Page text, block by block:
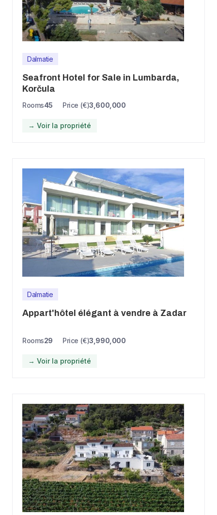
Dalmatie
Seafront Hotel for Sale in Lumbarda,
Korčula
Rooms45 Price (€)3,600,000
→ Voir la propriété
Dalmatie
Appart'hôtel élégant à vendre à Zadar
Rooms29 Price (€)3,990,000
→ Voir la propriété